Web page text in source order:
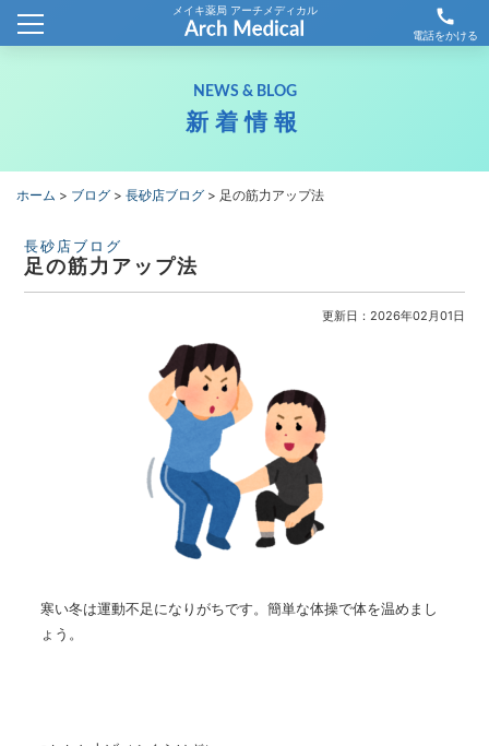
メイキ薬局 アーチメディカル call
電話をかける
ホーム
新着情報
薬局情報
採用情報
お問合せ
NEWS & BLOG
新着情報
ホーム > ブログ > 長砂店ブログ > 足の筋力アップ法
長砂店ブログ
足の筋力アップ法
更新日：2026年02月01日
寒い冬は運動不足になりがちです。簡単な体操で体を温めまし
ょう。